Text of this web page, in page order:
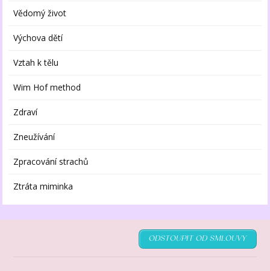
Vědomý život
Výchova dětí
Vztah k tělu
Wim Hof method
Zdraví
Zneužívání
Zpracování strachů
Ztráta miminka
ODSTOUPIT OD SMLOUVY